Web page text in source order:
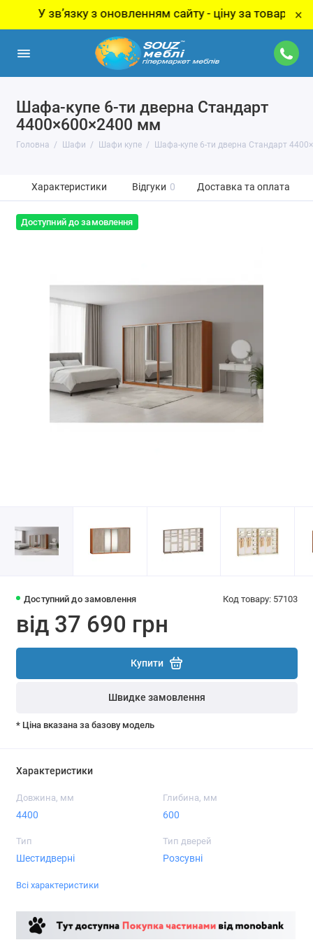
з оновленням сайту - ціну за товар уточнюйте
×
Шафа-купе 6-ти дверна Стандарт
4400×600×2400 мм
Головна Шафи Шафи купе Шафа-купе 6-ти дверна Стандарт
Характеристики Відгуки 0 Доставка та оплата
Доступний до замовлення
Доступний до замовлення Код товару: 57103
від 37 690 грн
Купити
Швидке замовлення
* Ціна вказана за базову модель
Характеристики
Довжина, мм
4400
Глибина, мм
600
Тип
Шестидверні
Тип дверей
Розсувні
Всі характеристики